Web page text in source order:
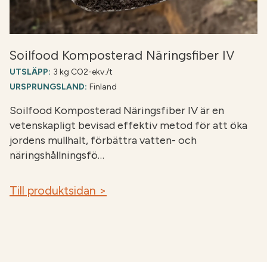
Soilfood Komposterad Näringsfiber IV
UTSLÄPP: 3 kg CO2-ekv./t
URSPRUNGSLAND: Finland
Soilfood Komposterad Näringsfiber IV är en
vetenskapligt bevisad effektiv metod för att öka
jordens mullhalt, förbättra vatten- och
näringshållningsfö…
Till produktsidan >